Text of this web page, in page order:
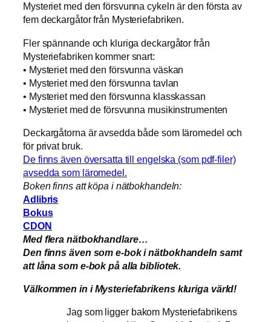
Mysteriet med den försvunna cykeln är den första av
fem deckargåtor från Mysteriefabriken.
Fler spännande och kluriga deckargåtor från
Mysteriefabriken kommer snart:
• Mysteriet med den försvunna väskan
• Mysteriet med den försvunna tavlan
• Mysteriet med den försvunna klasskassan
• Mysteriet med de försvunna musikinstrumenten
Deckargåtorna är avsedda både som läromedel och
för privat bruk.
De finns även översatta till engelska (som pdf-filer)
avsedda som läromedel.
Boken finns att köpa i nätbokhandeln:
Adlibris
Bokus
CDON
Med flera nätbokhandlare…
Den finns även som e-bok i nätbokhandeln samt
att låna som e-bok på alla bibliotek.
Välkommen in i Mysteriefabrikens kluriga värld!
Jag som ligger bakom Mysteriefabrikens